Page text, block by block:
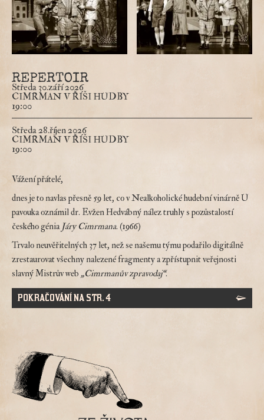
Středa 30.září 2026
CIMRMAN V ŘÍŠI HUDBY
19:00
Středa 28.říjen 2026
CIMRMAN V ŘÍŠI HUDBY
19:00
Vážení přátelé,
dnes je to navlas přesně 59 let, co v Nealkoholické hudební vinárně U
pavouka oznámil dr. Evžen Hedvábný nález truhly s pozůstalostí
českého génia Járy Cimrmana. (1966)
Trvalo neuvěřitelných 37 let, než se našemu týmu podařilo digitálně
zrestaurovat všechny nalezené fragmenty a zpřístupnit veřejnosti
slavný Mistrův web „Cimrmanův zpravodaj“.
POKRAČOVÁNÍ NA STR. 4